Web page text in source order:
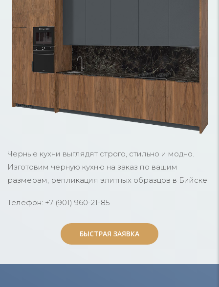
Черные кухни выглядят строго, стильно и модно.
Изготовим черную кухню на заказ по вашим
размерам, репликация элитных образцов в Бийске
Телефон: +7 (901) 960-21-85
БЫСТРАЯ ЗАЯВКА
БЫСТРАЯ ЗАЯВКА